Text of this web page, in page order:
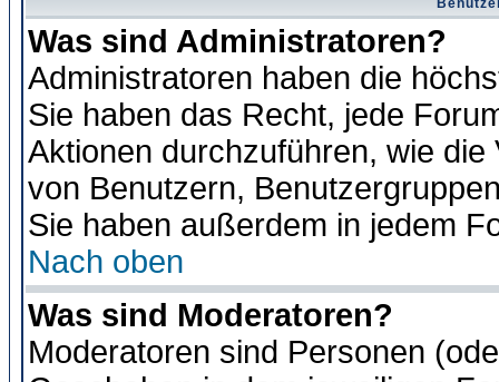
Was sind Administratoren?
Administratoren haben die
Sie haben das Recht, jede
Aktionen durchzuführen, wie
von Benutzern,
Sie haben außerdem in jedem
Nach oben
Was sind Moderatoren?
Moderatoren sind Personen